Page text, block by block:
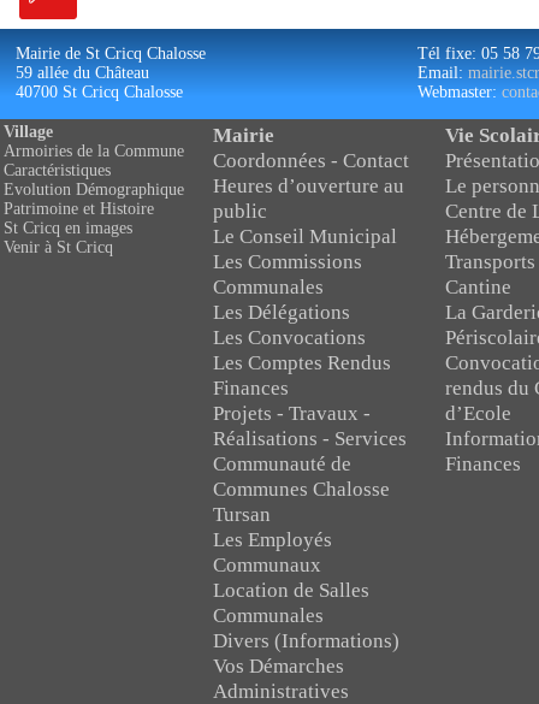
Mairie de St Cricq Chalosse
59 allée du Château
40700 St Cricq Chalosse
Tél fixe: 05 58
Email:
Webmaster:
Village
Armoiries de la Commune
Caractéristiques
Evolution Démographique
Patrimoine et Histoire
St Cricq en images
Venir à St Cricq
Mairie
Coordonnées - Contact
Heures d’ouverture au
public
Le Conseil Municipal
Les Commissions
Communales
Les Délégations
Les Convocations
Les Comptes Rendus
Finances
Projets - Travaux -
Réalisations - Services
Communauté de
Communes Chalosse
Tursan
Les Employés
Communaux
Location de Salles
Communales
Divers (Informations)
Vos Démarches
Administratives
Vie
Le
Centre de
Cantine
La
rendus du
d’Ecole
Finances